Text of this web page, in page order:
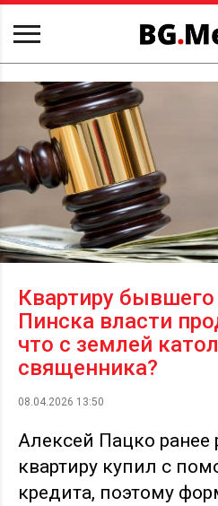
Квартиру бывшего
Пинска власти
что с землей
священника?
08.04.2026 13:50
Алексей Пацко ранее
квартиру купил с
кредита, поэтому